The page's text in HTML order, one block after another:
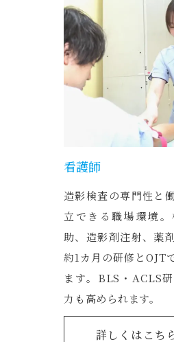
看護師
造影検査の専門性と
立できる職場環境
助、造影剤注射、薬
約1カ月の研修とOJT
ます。BLS・ACLS
力も高められます。
詳しくはこち